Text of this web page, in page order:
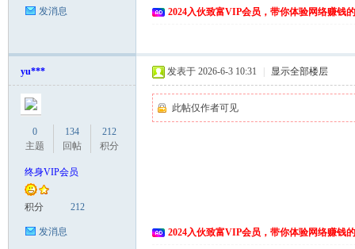
发消息 2024入伙致富VIP会员，带你体验网络赚钱
yu***
0
主题
134
回帖
212
积分
终身VIP会员
积分 212
发消息
发表于 2026-6-3 10:31 显示全部楼层
此帖仅作者可见
2024入伙致富VIP会员，带你体验网络赚钱